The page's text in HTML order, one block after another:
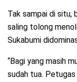
Tak sampai di situ,
saling tolong
Sukabumi
“Bagi yang masih
sudah tua. Petugas